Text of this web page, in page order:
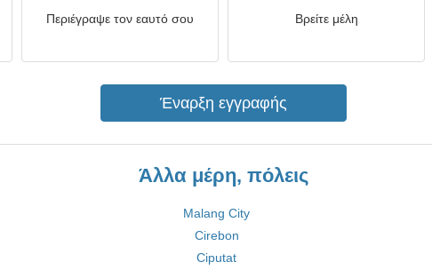
Περιέγραψε τον εαυτό σου Βρείτε μέλη
Έναρξη εγγραφής
Άλλα μέρη, πόλεις
Malang City
Cirebon
Ciputat